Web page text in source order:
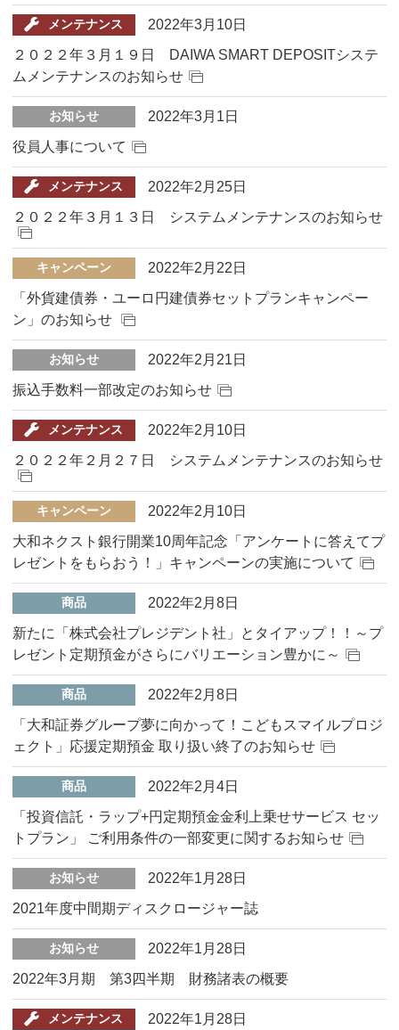
メンテナンス
2022年3月10日
２０２２年３月１９日 DAIWA SMART DEPOSITシステ
ムメンテナンスのお知らせ
お知らせ
2022年3月1日
役員人事について
メンテナンス
2022年2月25日
２０２２年３月１３日 システムメンテナンスのお知らせ
キャンペーン
2022年2月22日
「外貨建債券・ユーロ円建債券セットプランキャンペー
ン」のお知らせ
お知らせ
2022年2月21日
振込手数料一部改定のお知らせ
メンテナンス
2022年2月10日
２０２２年２月２７日 システムメンテナンスのお知らせ
キャンペーン
2022年2月10日
大和ネクスト銀行開業10周年記念「アンケートに答えてプ
レゼントをもらおう！」キャンペーンの実施について
商品
2022年2月8日
新たに「株式会社プレジデント社」とタイアップ！！～プ
レゼント定期預金がさらにバリエーション豊かに～
商品
2022年2月8日
「大和証券グループ夢に向かって！こどもスマイルプロジ
ェクト」応援定期預金 取り扱い終了のお知らせ
商品
2022年2月4日
「投資信託・ラップ+円定期預金金利上乗せサービス セッ
トプラン」 ご利用条件の一部変更に関するお知らせ
お知らせ
2022年1月28日
2021年度中間期ディスクロージャー誌
お知らせ
2022年1月28日
2022年3月期 第3四半期 財務諸表の概要
メンテナンス
2022年1月28日